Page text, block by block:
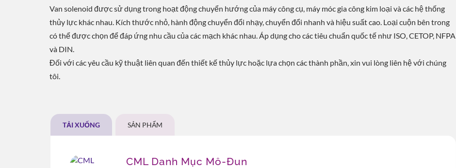
Van solenoid được sử dụng trong hoạt động chuyển hướng của máy công cụ, máy móc gia công kim loại và các hệ thống
thủy lực khác nhau. Kích thước nhỏ, hành động chuyển đổi nhạy, chuyển đổi nhanh và hiệu suất cao. Loại cuộn bên trong
có thể được chọn để đáp ứng nhu cầu của các mạch khác nhau. Áp dụng cho các tiêu chuẩn quốc tế như ISO, CETOP, NFPA
và DIN.
Đối với các yêu cầu kỹ thuật liên quan đến thiết kế thủy lực hoặc lựa chọn các thành phần, xin vui lòng liên hệ với chúng
tôi.
TẢI XUỐNG SẢN PHẨM
CML Danh Mục Mô-Đun